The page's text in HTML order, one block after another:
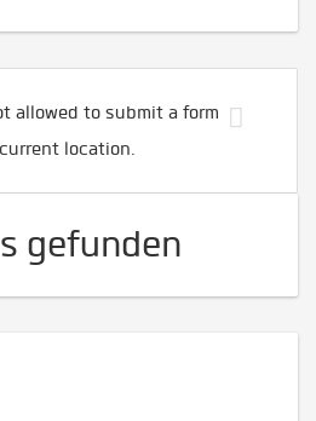
allowed to submit a form
location.
gefunden